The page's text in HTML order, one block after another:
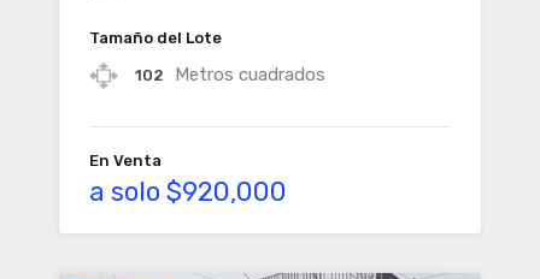
Tamaño del Lote
102 Metros cuadrados
En Venta
a solo $920,000